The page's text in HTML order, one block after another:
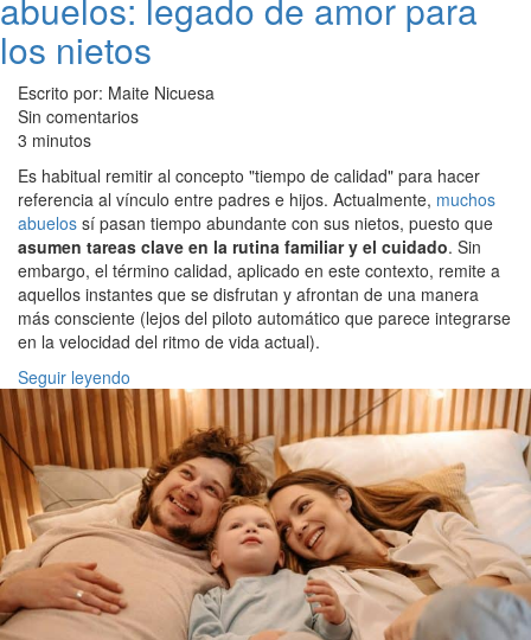
abuelos: legado de amor para
los nietos
Escrito por: Maite Nicuesa
Sin comentarios
3 minutos
Es habitual remitir al concepto "tiempo de calidad" para hacer
referencia al vínculo entre padres e hijos. Actualmente, muchos
abuelos sí pasan tiempo abundante con sus nietos, puesto que
asumen tareas clave en la rutina familiar y el cuidado. Sin
embargo, el término calidad, aplicado en este contexto, remite a
aquellos instantes que se disfrutan y afrontan de una manera
más consciente (lejos del piloto automático que parece integrarse
en la velocidad del ritmo de vida actual).
Seguir leyendo